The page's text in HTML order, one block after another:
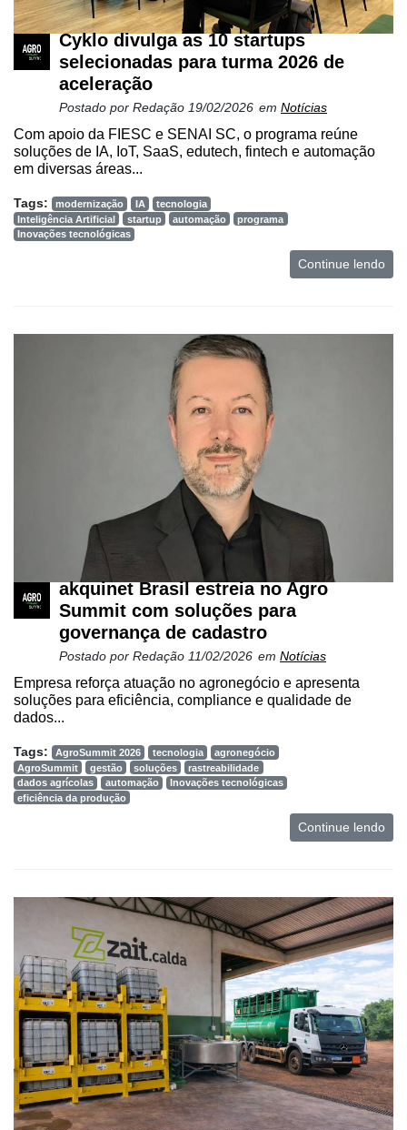
e
Análise
Commerce
Informatização
da
Agricultura
Vertical
Software
Empresarial
Agro
Consulting
Manager
CHB
Cyklo divulga as 10 startups
selecionadas para turma 2026 de
aceleração
Postado por Redação 19/02/2026 em Notícias
Com apoio da FIESC e SENAI SC, o programa reúne
soluções de IA, IoT, SaaS, edutech, fintech e automação
em diversas áreas...
Tags: modernização IA
tecnologia
Inteligência Artificial
startup automação
programa
Inovações tecnológicas
Continue lendo
akquinet Brasil estreia no Agro
Summit com soluções para
governança de cadastro
Postado por Redação 11/02/2026 em Notícias
Empresa reforça atuação no agronegócio e apresenta
soluções para eficiência, compliance e qualidade de
dados...
Tags: AgroSummit 2026 tecnologia
agronegócio
AgroSummit
gestão soluções
rastreabilidade
dados agrícolas
automação
Inovações tecnológicas
eficiência da produção
Continue lendo